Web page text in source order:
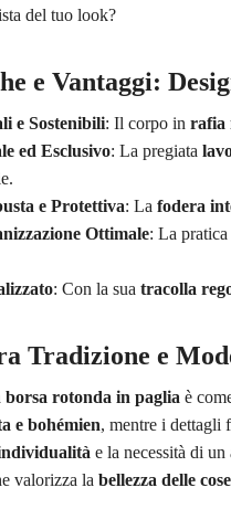
del tuo look?
e Vantaggi:
e Sostenibili: Il corpo in rafia
ed Esclusivo: La pregiata
e Protettiva: La fodera
Ottimale: La pratica
: Con la sua tracolla
Tradizione e
borsa rotonda in paglia è
e bohémien, mentre i dettagli
e la necessità di
valorizza la bellezza delle